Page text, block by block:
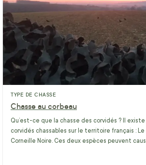
TYPE DE CHASSE
Chasse au corbeau
Qu’est-ce que la chasse des corvidés ? Il
corvidés chassables sur le territoire français : Le
Corneille Noire. Ces deux espèces peuvent